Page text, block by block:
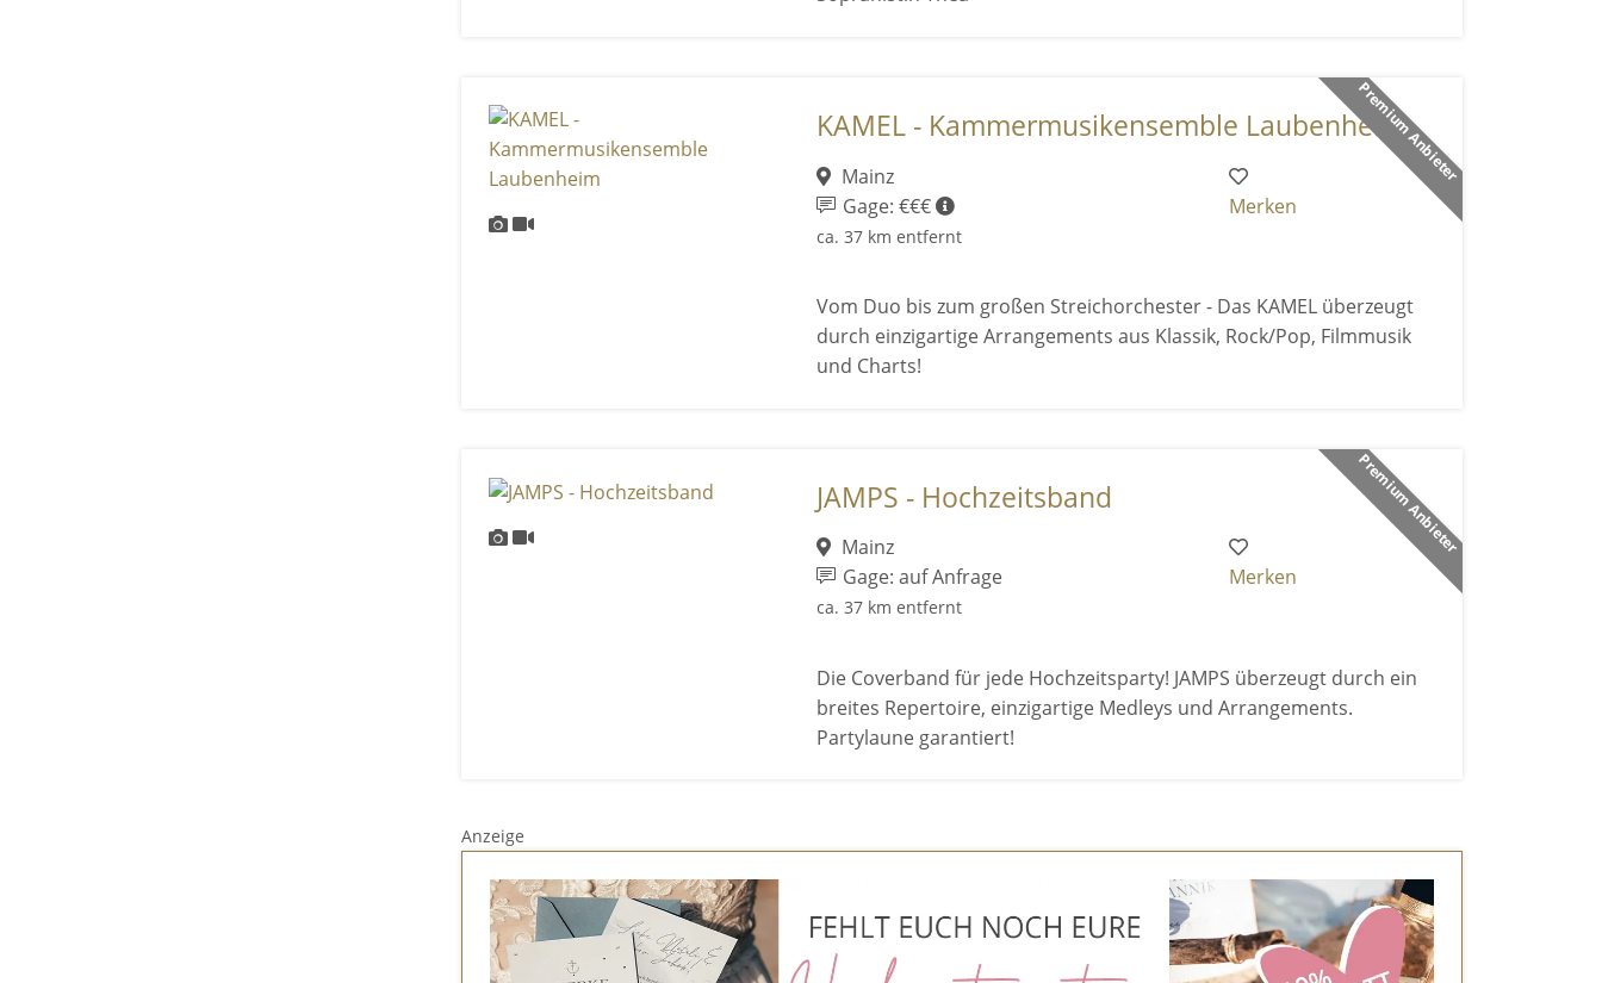
Premium Anbieter
KAMEL - Kammermusikensemble Laubenhei ...
Mainz
Gage: €€€
ca. 37 km entfernt
Merken
Vom Duo bis zum großen Streichorchester - Das KAMEL überzeugt
durch einzigartige Arrangements aus Klassik, Rock/Pop, Filmmusik
und Charts!
Premium Anbieter
JAMPS - Hochzeitsband
Mainz
Gage: auf Anfrage
ca. 37 km entfernt
Merken
Die Coverband für jede Hochzeitsparty! JAMPS überzeugt durch ein
breites Repertoire, einzigartige Medleys und Arrangements.
Partylaune garantiert!
Anzeige